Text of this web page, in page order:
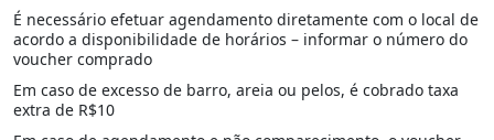
É necessário efetuar agendamento diretamente com o local de
acordo a disponibilidade de horários – informar o número do
voucher comprado
Em caso de excesso de barro, areia ou pelos, é cobrado taxa
extra de R$10